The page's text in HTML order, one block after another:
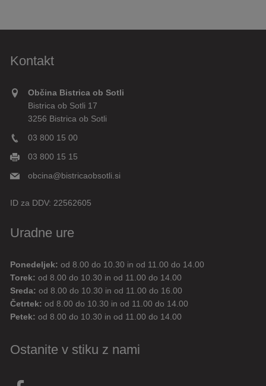
Kontakt
Občina Bistrica ob Sotli
Bistrica ob Sotli 17
3256 Bistrica ob Sotli
03 800 15 00
03 800 15 15
obcina@bistricaobsotli.si
ID za DDV: 22562605
Uradne ure
Ponedeljek: od 8.00 do 10.30 in od 11.00 do 14.00
Torek: od 8.00 do 10.30 in od 11.00 do 14.00
Sreda: od 8.00 do 10.30 in od 11.00 do 16.00
Četrtek: od 8.00 do 10.30 in od 11.00 do 14.00
Petek: od 8.00 do 10.30 in od 11.00 do 14.00
Ostanite v stiku z nami
Digitalni pomočnik
Aktualne novice Aktualne cestne zapore
Dovolilnice za parkiranje
Živjo! 👋 Napiši vprašanje ali klikni na eno od hitrih